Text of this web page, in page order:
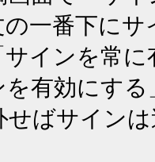
の一番下に
インを常
有効にす
ばサイン